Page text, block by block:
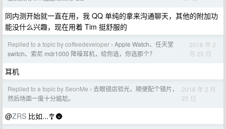
同内测开始就一直在用，我 QQ 单纯的拿来沟通聊天，其他的附加功
能没什么兴趣，现在用着 Tim 挺舒服的
Replied to a topic by coffeedeveloper › Apple Watch、任天堂
switch、索尼 mdr1000 降噪耳机，给你选，你选那个？
2018 年 2
月 25 日
耳机
Replied to a topic by SeonMe › 去眼镜店验光，顺便配个镜片，
然后场面一度十分尴尬。
2018 年 2 月
25 日
@ZRS 比如...🎐🌚